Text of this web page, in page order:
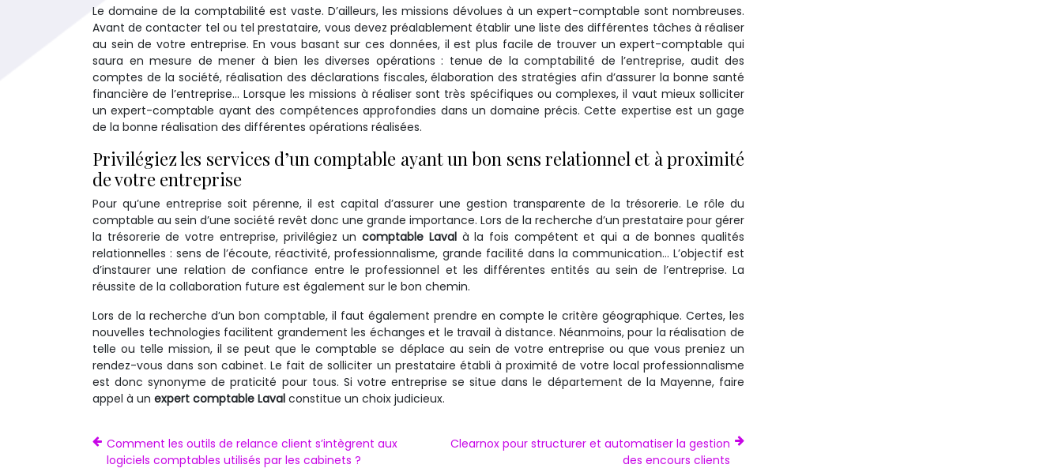
Le domaine de la comptabilité est vaste. D’ailleurs, les missions dévolues à un expert-comptable sont nombreuses.
Avant de contacter tel ou tel prestataire, vous devez préalablement établir une liste des différentes tâches à réaliser
au sein de votre entreprise. En vous basant sur ces données, il est plus facile de trouver un expert-comptable qui
saura en mesure de mener à bien les diverses opérations : tenue de la comptabilité de l’entreprise, audit des
comptes de la société, réalisation des déclarations fiscales, élaboration des stratégies afin d’assurer la bonne santé
financière de l’entreprise… Lorsque les missions à réaliser sont très spécifiques ou complexes, il vaut mieux solliciter
un expert-comptable ayant des compétences approfondies dans un domaine précis. Cette expertise est un gage
de la bonne réalisation des différentes opérations réalisées.
Privilégiez les services d’un comptable ayant un bon sens relationnel et à proximité
de votre entreprise
Pour qu’une entreprise soit pérenne, il est capital d’assurer une gestion transparente de la trésorerie. Le rôle du
comptable au sein d’une société revêt donc une grande importance. Lors de la recherche d’un prestataire pour gérer
la trésorerie de votre entreprise, privilégiez uncomptable Lavalà la fois compétent et qui a de bonnes qualités
relationnelles : sens de l’écoute, réactivité, professionnalisme, grande facilité dans la communication… L’objectif est
d’instaurer une relation de confiance entre le professionnel et les différentes entités au sein de l’entreprise. La
réussite de la collaboration future est également sur le bon chemin.
Lors de la recherche d’un bon comptable, il faut également prendre en compte le critère géographique. Certes, les
nouvelles technologies facilitent grandement les échanges et le travail à distance. Néanmoins, pour la réalisation de
telle ou telle mission, il se peut que le comptable se déplace au sein de votre entreprise ou que vous preniez un
rendez-vous dans son cabinet. Le fait de solliciter un prestataire établi à proximité de votre local professionnalisme
est donc synonyme de praticité pour tous. Si votre entreprise se situe dans le département de la Mayenne, faire
appel à un expert comptable Laval constitue un choix judicieux.
Comment les outils de relance client s’intègrent aux
logiciels comptables utilisés par les cabinets ?
Clearnox pour structurer et automatiser la gestion
des encours clients